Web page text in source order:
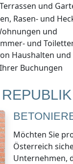
und
Rasen- und
und
und
Haushalten und
Buchungen
Möchten Sie
Österreich
Unternehmen,